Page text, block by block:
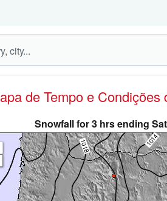
Mapa de Tempo e
Snowfall for 3 hrs ending